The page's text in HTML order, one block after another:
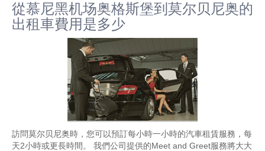
從慕尼黑机场奥格斯堡到莫尔贝尼奥的
出租車費用是多少
訪問莫尔贝尼奥時，您可以預訂每小時一小時的汽車租賃服務，每
天2小時或更長時間。 我們公司提供的Meet and Greet服務將大大